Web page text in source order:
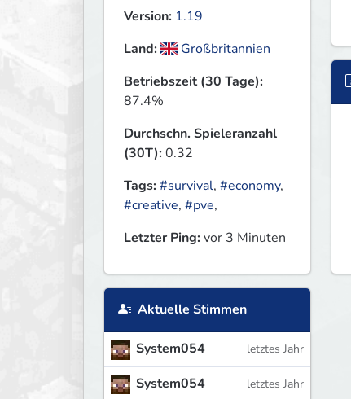
Version: 1.19
Land:
Großbritannien
Betriebszeit (30 Tage):
87.4%
Durchschn. Spieleranzahl
(30T):0.32
Tags:#survival, #economy,
#creative, #pve,
Letzter Ping:vor 3 Minuten
Aktuelle Stimmen
System054 letztes Jahr
System054 letztes Jahr